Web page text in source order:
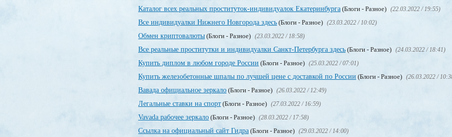
Каталог всех реальных проституток-индивидуалок Екатеринбурга (Блоги - Разное) (22.03.2022 / 19:55)
Все индивидуалки Нижнего Новгорода здесь (Блоги - Разное) (23.03.2022 / 10:02)
Обмен криптовалюты (Блоги - Разное) (23.03.2022 / 18:58)
Все реальные проститутки и индивидуалки Санкт-Петербурга здесь (Блоги - Разное) (24.03.2022 / 18:41)
Купить диплом в любом городе России (Блоги - Разное) (25.03.2022 / 07:01)
Купить железобетонные шпалы по лучшей цене с доставкой по России (Блоги - Разное) (26.03.2022 /
Вавада официальное зеркало (Блоги - Разное) (26.03.2022 / 12:49)
Легальные ставки на спорт (Блоги - Разное) (27.03.2022 / 16:59)
Vavada рабочее зеркало (Блоги - Разное) (28.03.2022 / 17:58)
Ссылка на официальный сайт Гидра (Блоги - Разное) (29.03.2022 / 14:00)